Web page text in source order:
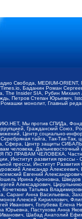
Свобода, MEDIUM-
Баданин Роман
Insider SIA, Рубин Михаил
Петров Степан Юрьевич,
монолит, Главный
Мы против СПИДа,
Гражданский Союз,
Центр социально-
тайга, Так-Так-Так,
Сфера, Центр защиты
человека, Дальневосточный
ПО ПРАВАМ ЧЕЛОВЕКА,
Институт развития прессы
прессы, Институт
Александр
Евгений
Ирина Ароновна, Шведов
Алексадрович,
Татьяна
Саранг Анна Васильевна,
Алексей Кириллович,
Иванович, Голубева Елена
Юрьевна, Пастухова Анна
Шабад Анатолий